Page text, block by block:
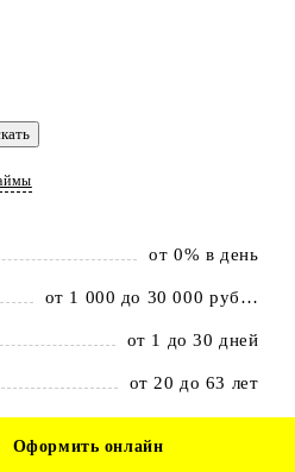
от 0% в день
от 1 000 до 30 000 рублей
от 1 до 30 дней
от 20 до 63 лет
Оформить онлайн